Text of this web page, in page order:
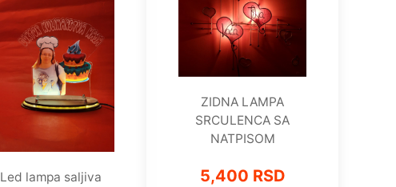
Led lampa saljiva
ZIDNA LAMPA
SRCULENCA SA
NATPISOM
5,400 RSD